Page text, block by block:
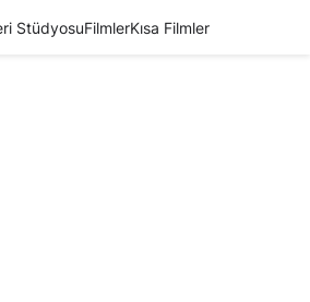
StüdyosuFilmlerKısa Filmler